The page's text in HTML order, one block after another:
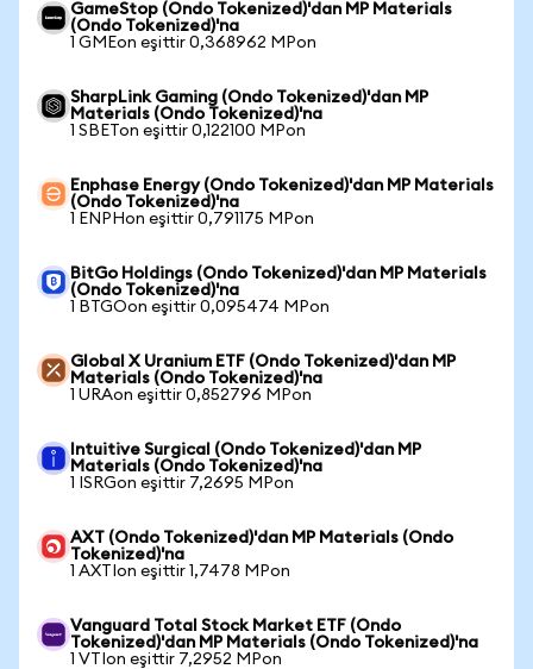
GameStop (Ondo Tokenized)'dan MP Materials
(Ondo Tokenized)'na
1 GMEon eşittir 0,368962 MPon
SharpLink Gaming (Ondo Tokenized)'dan MP
Materials (Ondo Tokenized)'na
1 SBETon eşittir 0,122100 MPon
Enphase Energy (Ondo Tokenized)'dan MP Materials
(Ondo Tokenized)'na
1 ENPHon eşittir 0,791175 MPon
BitGo Holdings (Ondo Tokenized)'dan MP Materials
(Ondo Tokenized)'na
1 BTGOon eşittir 0,095474 MPon
Global X Uranium ETF (Ondo Tokenized)'dan MP
Materials (Ondo Tokenized)'na
1 URAon eşittir 0,852796 MPon
Intuitive Surgical (Ondo Tokenized)'dan MP
Materials (Ondo Tokenized)'na
1 ISRGon eşittir 7,2695 MPon
AXT (Ondo Tokenized)'dan MP Materials (Ondo
Tokenized)'na
1 AXTIon eşittir 1,7478 MPon
Vanguard Total Stock Market ETF (Ondo
Tokenized)'dan MP Materials (Ondo Tokenized)'na
1 VTIon eşittir 7,2952 MPon